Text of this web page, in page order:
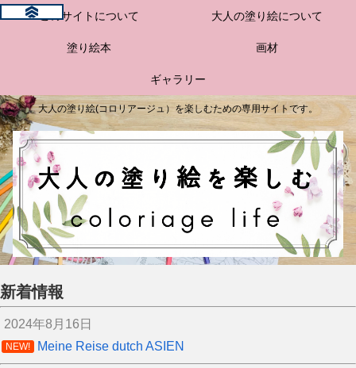
大人の塗り絵(コロリアージュ）を楽しむための専用サイトです。
このサイトについて 大人の塗り絵について
塗り絵本 画材
ギャラリー
新着情報
2024年8月16日
NEW! Meine Reise dutch ASIEN